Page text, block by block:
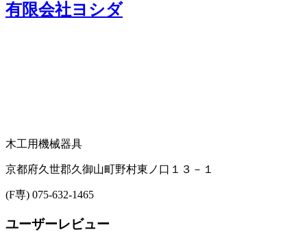
有限会社ヨシダ
木工用機械器具
京都府久世郡久御山町野村東ノ口１３－１
(F専) 075-632-1465
ユーザーレビュー